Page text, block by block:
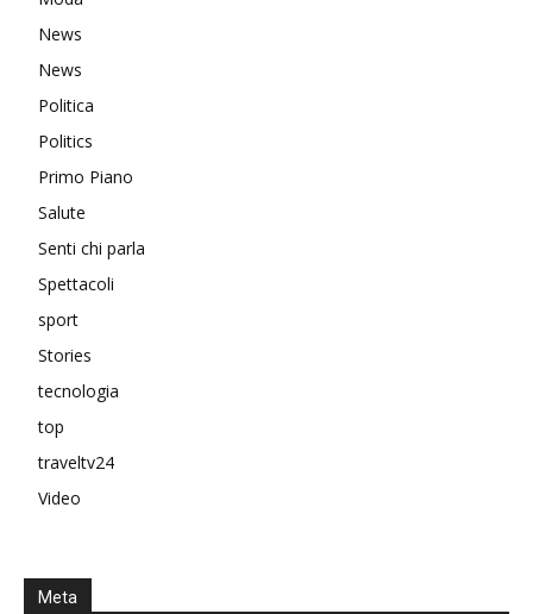
News
News
Politica
Politics
Primo Piano
Salute
Senti chi parla
Spettacoli
sport
Stories
tecnologia
top
traveltv24
Video
Meta